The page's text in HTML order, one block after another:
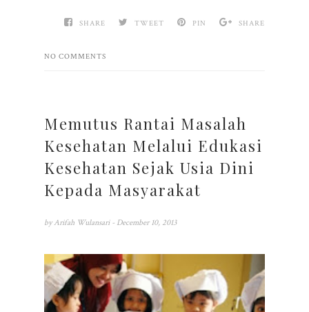
SHARE TWEET PIN SHARE
NO COMMENTS
Memutus Rantai Masalah
Kesehatan Melalui Edukasi
Kesehatan Sejak Usia Dini
Kepada Masyarakat
by Arifah Wulansari - December 10, 2013